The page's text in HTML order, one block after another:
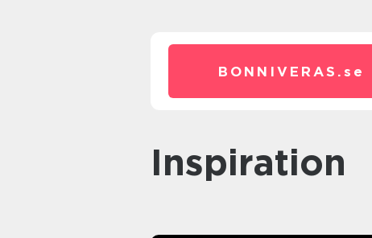
BONNIVERAS. se
inspiration